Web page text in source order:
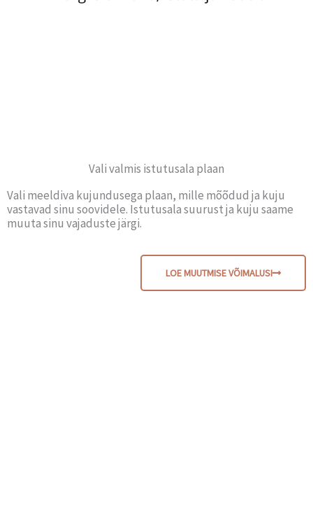
Vali valmis istutusala plaan
Vali meeldiva kujundusega plaan, mille mõõdud ja kuju
vastavad sinu soovidele. Istutusala suurust ja kuju saame
muuta sinu vajaduste järgi.
LOE MUUTMISE VÕIMALUSI